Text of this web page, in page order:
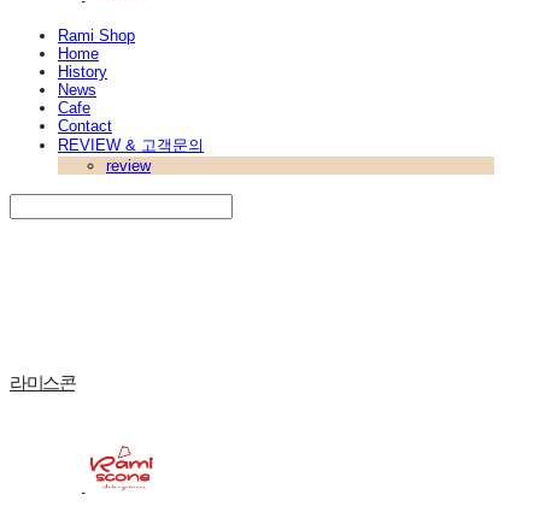
Rami Shop
Home
History
News
Cafe
Contact
REVIEW & 고객문의
review
라미스콘